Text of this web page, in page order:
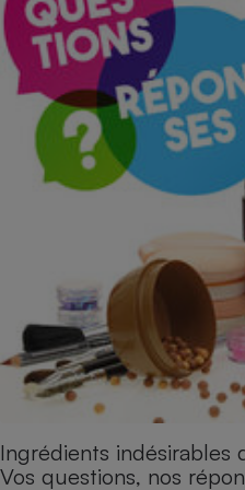
Ingrédients indésirables
Vos questions, nos